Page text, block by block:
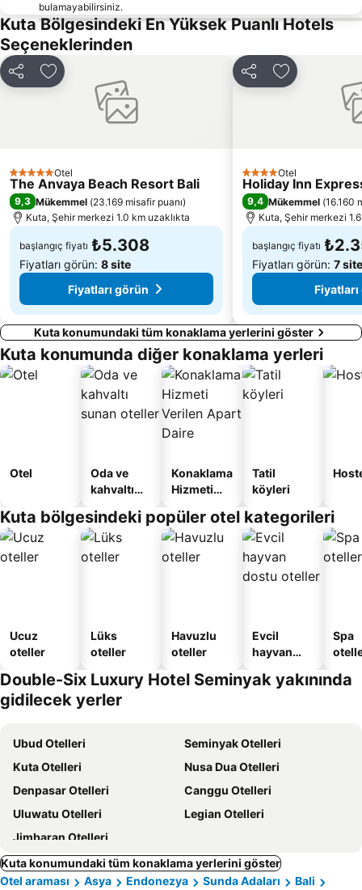
Lembang
New Kuta Green Park
Pandawa
Pura Kebo Edan
Taman Gili
bulamayabilirsiniz.
Kuta Bölgesindeki En Yüksek Puanlı Hotels
Seçeneklerinden
Paylaş Favorilerime ekle
5 Yıldız Otel
The Anvaya Beach Resort Bali
9,3 Mükemmel (23.169 misafir puanı)
Kuta, Şehir merkezi 1.0 km uzaklıkta
başlangıç fiyatı ₺5.308
Fiyatları görün: 8 site
Fiyatları görün
Paylaş Favorilerime
4 YıldızOtel
Holiday Inn
9,4 Mükemmel (16.160
Kuta, Şehir merkezi
başlangıç fiyatı
Fiyatları görün: 7 site
Kuta konumundaki tüm konaklama yerlerini göster
Kuta konumunda diğer konaklama yerleri
Otel
Oda ve
kahvaltı
oteller
Konaklama
Hizmeti
Apart
Daire
Tatil
köyleri
Kuta bölgesindeki popüler otel kategorileri
Ucuz
oteller
Lüks
oteller
Havuzlu
oteller
Evcil
hayvan
oteller
Spa
Double-Six Luxury Hotel Seminyak yakınında
gidilecek yerler
Ubud Otelleri
Seminyak Otelleri
Kuta Otelleri
Nusa Dua Otelleri
Denpasar Otelleri
Canggu Otelleri
Uluwatu Otelleri
Legian Otelleri
Jimbaran Otelleri
Kuta konumundaki tüm konaklama yerlerini göster
Otel araması
Asya Endonezya Sunda Adaları
Bali